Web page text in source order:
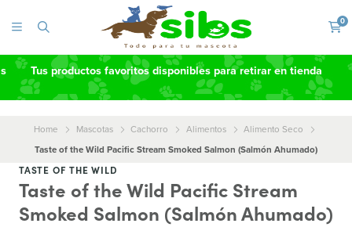
0
Tus productos favoritos disponibles para retirar en tienda
Home Mascotas Cachorro Alimentos
Alimento Seco
Taste of the Wild Pacific Stream Smoked Salmon (Salmón Ahumado)
TASTE OF THE WILD
Taste of the Wild Pacific Stream
Smoked Salmon (Salmón Ahumado)